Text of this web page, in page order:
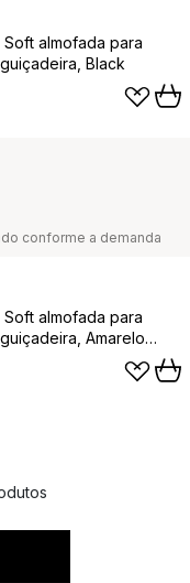
Soft almofada para
Black
conforme a demanda
Soft almofada para
Amarelo